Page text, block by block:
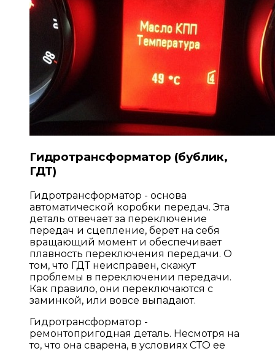
Гидротрансформатор (бублик,
ГДТ)
Гидротрансформатор - основа
автоматической коробки передач. Эта
деталь отвечает за переключение
передач и сцепление, берет на себя
вращающий момент и обеспечивает
плавность переключения передачи. О
том, что ГДТ неисправен, скажут
проблемы в переключении передачи.
Как правило, они переключаются с
заминкой, или вовсе выпадают.
Гидротрансформатор -
ремонтопригодная деталь. Несмотря на
то, что она сварена, в условиях СТО ее